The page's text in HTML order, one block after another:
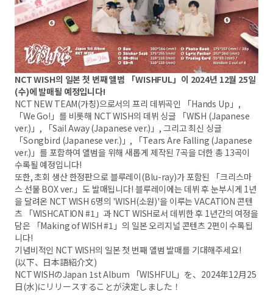
NCT WISH의 일본 첫 번째 앨범 「WISHFUL」이 2024년 12월 25일
(수)에 발매될 예정입니다!
NCT NEW TEAM(가칭)으로서의 프리 데뷔곡인 「Hands Up」,
「We Go!」를 비롯해 NCT WISH의 데뷔 싱글 「WISH (Japanese
ver.)」, 「Sail Away (Japanese ver.)」, 그리고 최신 싱글
「Songbird (Japanese ver.)」, 「Tears Are Falling (Japanese
ver.)」를 포함하여 앨범을 위해 새롭게 제작된 7곡을 더한 총 13곡이
수록될 예정입니다!
또한, 초회 생산 한정판으로 블루레이(Blu-ray)가 포함된 「크리스마
스 선물 BOX ver.」도 발매됩니다! 블루레이에는 데뷔 후 눈부시게 1년
을 달려온 NCT WISH 6명의 'WISH(소원)'을 이루는 VACATION 콘텐
츠 「WISHCATION #1」과 NCT WISH로서 데뷔한 후 1년간의 여정을
담은 「Making of WISH #1」의 일본 오리지널 콘텐츠 2편이 수록됩
니다!
기념비적인 NCT WISH의 일본 첫 번째 앨범 발매를 기대해주세요!
(以下、日本語紹介文)
NCT WISHのJapan 1st Album 「WISHFUL」を、2024年12月25
日(水)にリリースすることが決定しました！